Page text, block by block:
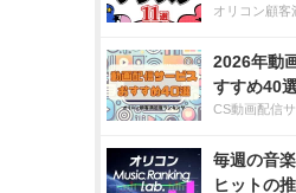
オリコン顧客
2026年動
すすめ40
CS動画配信
毎週の音
ヒットの